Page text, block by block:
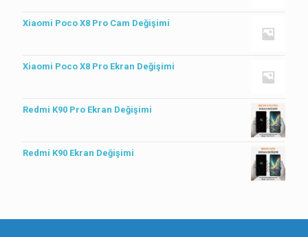
Xiaomi Poco X8 Pro Cam Değişimi
Xiaomi Poco X8 Pro Ekran Değişimi
Redmi K90 Pro Ekran Değişimi
Redmi K90 Ekran Değişimi